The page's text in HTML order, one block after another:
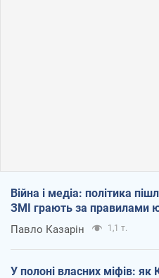
Війна і медіа: політика
ЗМІ грають за правилами
Павло Казарін 1,1 т.
У полоні власних міфів: як